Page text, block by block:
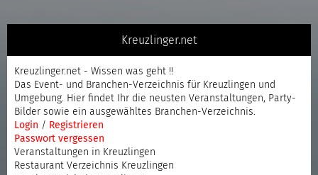
Kreuzlinger.net
Kreuzlinger.net - Wissen was geht !!
Das Event- und Branchen-Verzeichnis für Kreuzlingen und
Umgebung. Hier findet Ihr die neusten Veranstaltungen, Party-
Bilder sowie ein ausgewähltes Branchen-Verzeichnis.
Login / Registrieren
Passwort vergessen
Veranstaltungen in Kreuzlingen
Restaurant Verzeichnis Kreuzlingen